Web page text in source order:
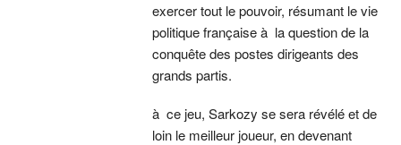
exercer tout le pouvoir, résumant le vie
politique française à la question de la
conquête des postes dirigeants des
grands partis.
à ce jeu, Sarkozy se sera révélé et de
loin le meilleur joueur, en devenant